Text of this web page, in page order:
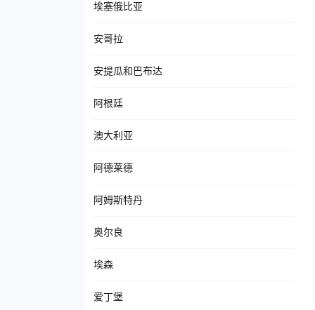
埃塞俄比亚
安哥拉
安提瓜和巴布达
阿根廷
澳大利亚
阿德莱德
阿姆斯特丹
奥尔良
埃森
爱丁堡